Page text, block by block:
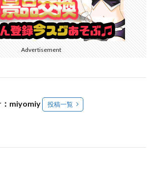
Advertisement
miyomiy 投稿一覧